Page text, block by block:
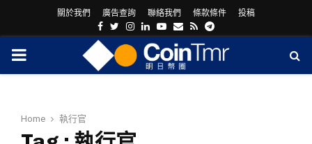
關於我們 廣告查詢 聯絡我們 條款條件 投稿
Facebook
Twitter
Instagram
LinkedinYoutube
Email
RssTelegram
PRIMARY
Home 執行官